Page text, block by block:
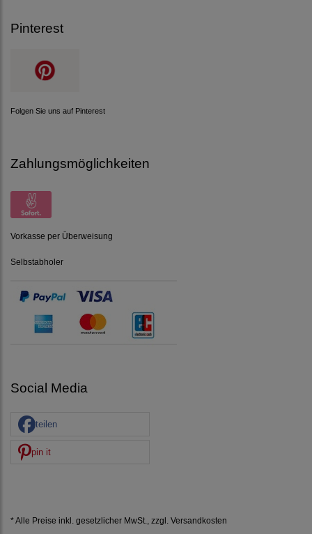
Pinterest
Folgen Sie uns auf Pinterest
Zahlungsmöglichkeiten
Vorkasse per Überweisung
Selbstabholer
Social Media
teilen
pin it
* Alle Preise inkl. gesetzlicher MwSt., zzgl. Versandkosten